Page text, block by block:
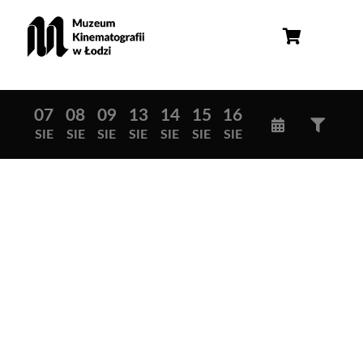
07
SIE
08
SIE
09
SIE
13
SIE
14
SIE
15
SIE
16
SIE